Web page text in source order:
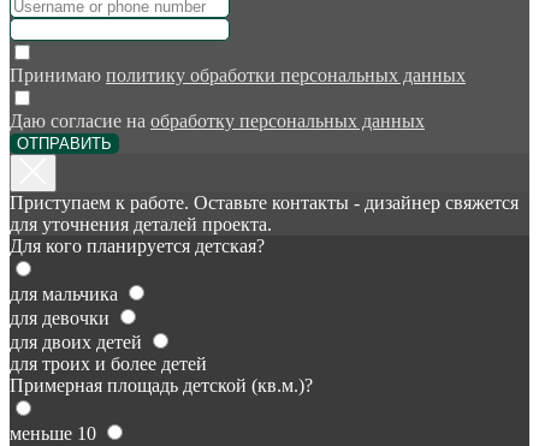
Принимаю политику обработки персональных данных
Даю согласие на обработку персональных данных
ОТПРАВИТЬ
Приступаем к работе. Оставьте контакты - дизайнер свяжется
для уточнения деталей проекта.
Для кого планируется детская?
для мальчика
для девочки
для двоих детей
для троих и более детей
Примерная площадь детской (кв.м.)?
меньше 10